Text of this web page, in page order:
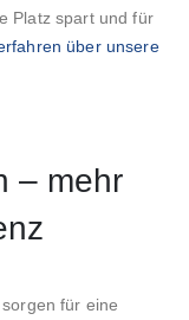
Platz spart und für
über unsere
– mehr
für eine